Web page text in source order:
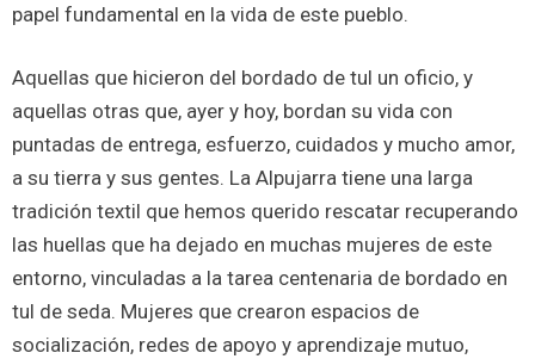
papel fundamental en la vida de este pueblo.
Aquellas que hicieron del bordado de tul un oficio, y
aquellas otras que, ayer y hoy, bordan su vida con
puntadas de entrega, esfuerzo, cuidados y mucho amor,
a su tierra y sus gentes. La Alpujarra tiene una larga
tradición textil que hemos querido rescatar recuperando
las huellas que ha dejado en muchas mujeres de este
entorno, vinculadas a la tarea centenaria de bordado en
tul de seda. Mujeres que crearon espacios de
socialización, redes de apoyo y aprendizaje mutuo,